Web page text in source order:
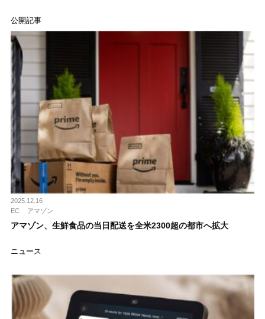
公開記事
2025.12.16
EC
アマゾン
アマゾン、生鮮食品の当日配送を全米2300超の都市へ拡大
ニュース